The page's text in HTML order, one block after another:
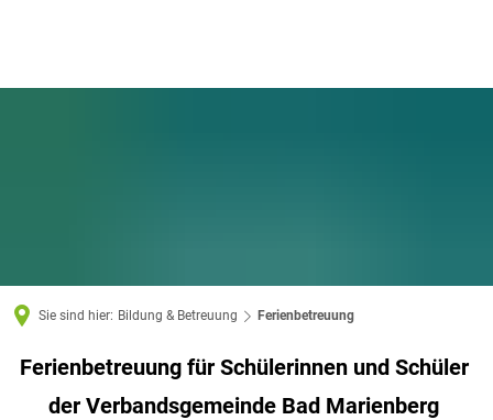
Sie sind hier: Bildung & Betreuung Ferienbetreuung
Ferienbetreuung
Ferienbetreuung für Schülerinnen und Schüler
der Verbandsgemeinde Bad Marienberg